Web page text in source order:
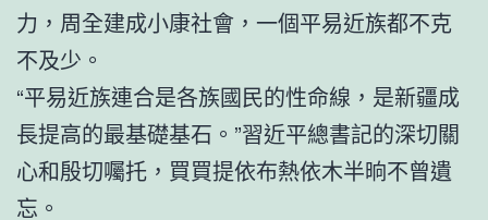
力，周全建成小康社會，一個平易近族都不克
不及少。
“平易近族連合是各族國民的性命線，是新疆成
長提高的最基礎基石。”習近平總書記的深切關
心和殷切囑托，買買提依布熱依木半晌不曾遺
忘。